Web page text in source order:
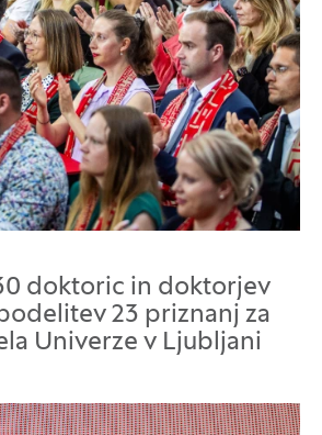
doktoric in doktorjev
23 priznanj za
Univerze v Ljubljani